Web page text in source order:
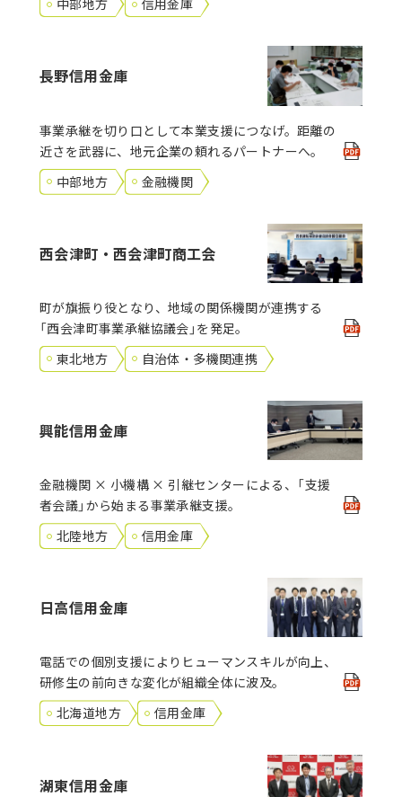
中部地方
信用金庫
長野信用金庫
事業承継を切り口として本業支援につなげ。距離の
近さを武器に、地元企業の頼れるパートナーへ。
中部地方
金融機関
西会津町・西会津町商工会
町が旗振り役となり、地域の関係機関が連携する
「西会津町事業承継協議会」を発足。
東北地方
自治体・多機関連携
興能信用金庫
金融機関 × 小機構 × 引継センターによる、「支援
者会議」から始まる事業承継支援。
北陸地方
信用金庫
日高信用金庫
電話での個別支援によりヒューマンスキルが向上、
研修生の前向きな変化が組織全体に波及。
北海道地方
信用金庫
湖東信用金庫